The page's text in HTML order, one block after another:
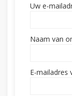
Uw e-
Naam van
E-mailadres